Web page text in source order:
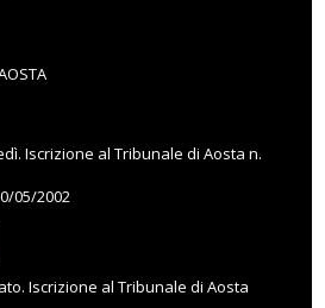
Iscrizione al Tribunale di Aosta n.
05/2002
Iscrizione al Tribunale di Aosta